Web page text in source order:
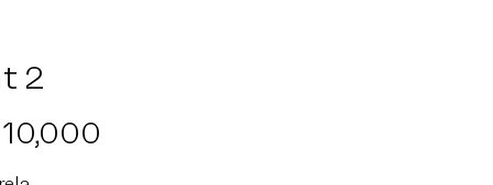
2
10,000